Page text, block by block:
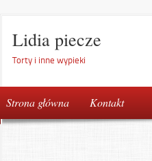
Lidia piecze
Torty i inne wypieki
Strona główna Kontakt